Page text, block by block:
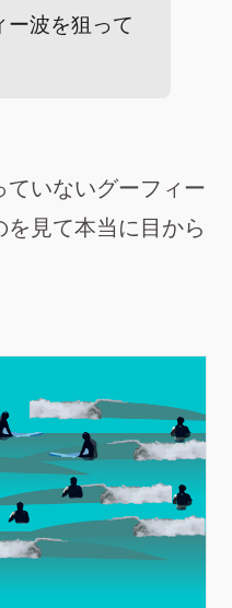
ー波を狙って
いないグーフィー
見て本当に目から